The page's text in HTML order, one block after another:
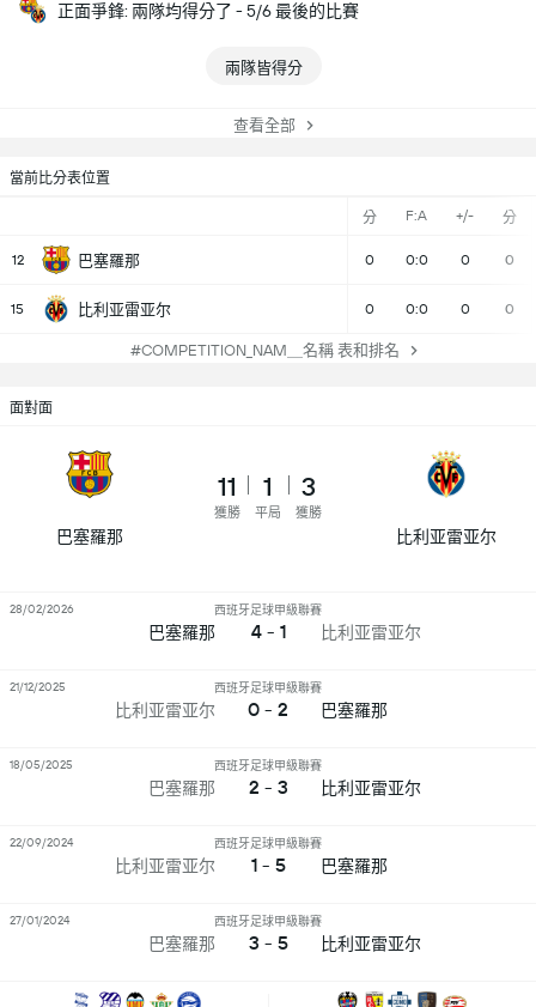
正面爭鋒: 兩隊均得分了 - 5/6 最後的比賽
兩隊皆得分
查看全部
當前比分表位置
分 F:A +/- 分
12 巴塞羅那 0 0:0 0 0
15 比利亚雷亚尔 0 0:0 0 0
#COMPETITION_NAM＿名稱 表和排名
面對面
巴塞羅那
11
獲勝
1
平局
3
獲勝
比利亚雷亚尔
巴塞羅那
西班牙足球甲級聯賽
4 - 1 比利亚雷亚尔
28/02/2026
比利亚雷亚尔
西班牙足球甲級聯賽
0 - 2 巴塞羅那
21/12/2025
巴塞羅那
西班牙足球甲級聯賽
2 - 3 比利亚雷亚尔
18/05/2025
比利亚雷亚尔
西班牙足球甲級聯賽
1 - 5 巴塞羅那
22/09/2024
巴塞羅那
西班牙足球甲級聯賽
3 - 5 比利亚雷亚尔
27/01/2024